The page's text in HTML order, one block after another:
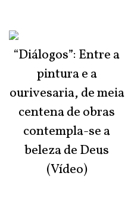
“Diálogos”: Entre a
pintura e a
ourivesaria, de meia
centena de obras
contempla-se a
beleza de Deus
(Vídeo)